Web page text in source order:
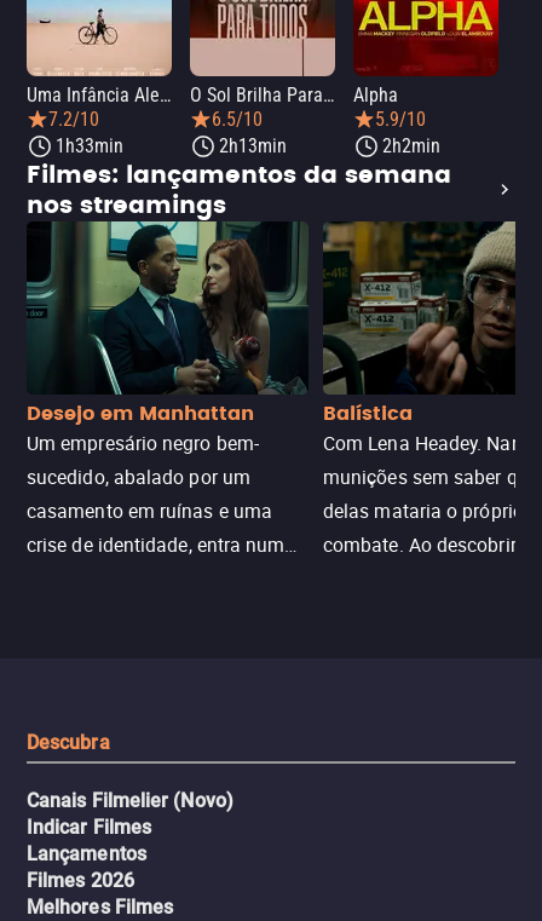
Uma Infância Alemã
7.2/10
1h33min
O Sol Brilha Para Todos
6.5/10
2h13min
Alpha
5.9/10
2h2min
Filmes: lançamentos da semana
nos streamings
Desejo em Manhattan
Um empresário negro bem-
sucedido, abalado por um
casamento em ruínas e uma
crise de identidade, entra num
Balística
Com Lena Headey.
munições sem saber
delas mataria o próprio
combate. Ao descobrir a
Descubra
Canais Filmelier (Novo)
Indicar Filmes
Lançamentos
Filmes 2026
Melhores Filmes